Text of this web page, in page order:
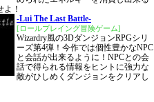
！
-Lui The Last Battle-
[ロールプレイング冒険ゲーム]
Wizardry風の3DダンジョンRPGシリ
ーズ第4弾！今作では個性豊かなNPC
と会話が出来るように！NPCとの会
話で得られる情報をヒントに強力な
敵がひしめくダンジョンをクリアし